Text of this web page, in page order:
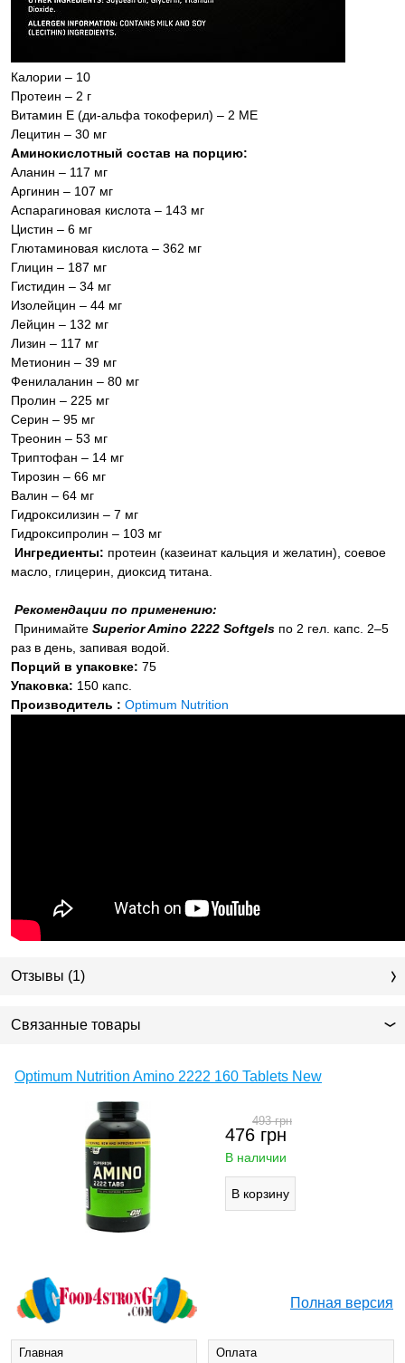
Калории – 10
Протеин – 2 г
Витамин Е (ди-альфа токоферил) – 2 МЕ
Лецитин – 30 мг
Аминокислотный состав на порцию:
Аланин – 117 мг
Аргинин – 107 мг
Аспарагиновая кислота – 143 мг
Цистин – 6 мг
Глютаминовая кислота – 362 мг
Глицин – 187 мг
Гистидин – 34 мг
Изолейцин – 44 мг
Лейцин – 132 мг
Лизин – 117 мг
Метионин – 39 мг
Фенилаланин – 80 мг
Пролин – 225 мг
Серин – 95 мг
Треонин – 53 мг
Триптофан – 14 мг
Тирозин – 66 мг
Валин – 64 мг
Гидроксилизин – 7 мг
Гидроксипролин – 103 мг
Ингредиенты: протеин (казеинат кальция и желатин), соевое
масло, глицерин, диоксид титана.
Рекомендации по применению:
Принимайте Superior Amino 2222 Softgels по 2 гел. капс. 2–5
раз в день, запивая водой.
Порций в упаковке: 75
Упаковка: 150 капс.
Производитель : Optimum Nutrition
Отзывы (1)
Связанные товары
Optimum Nutrition Amino 2222 160 Tablets New
476 грн
493грн
В наличии
Полная версия
Главная Оплата